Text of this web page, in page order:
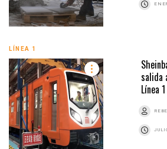
LÍNEA 1
salida
Línea